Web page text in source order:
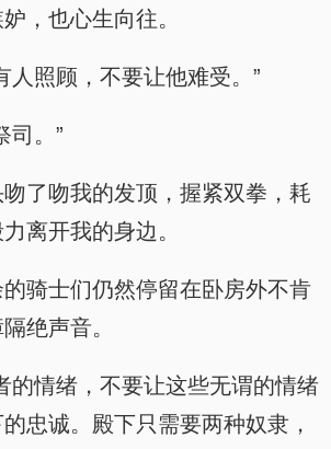
，也心生向往。
人照顾，不要让他难受。”
司。”
了吻我的发顶，握紧双拳，耗
离开我的身边。
骑士们仍然停留在卧房外不肯
绝声音。
的情绪，不要让这些无谓的情绪
忠诚。殿下只需要两种奴隶，